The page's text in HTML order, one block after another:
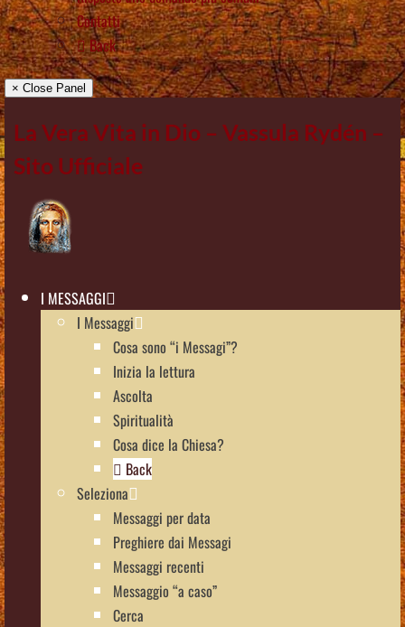
Contatti
Back
× Close Panel
La Vera Vita in Dio – Vassula Rydén –
Sito Ufficiale
I MESSAGGI
I Messaggi
Cosa sono “i Messagi”?
Inizia la lettura
Ascolta
Spiritualità
Cosa dice la Chiesa?
Back
Seleziona
Messaggi per data
Preghiere dai Messagi
Messaggi recenti
Messaggio “a caso”
Cerca